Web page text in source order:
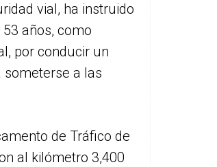
vial, ha instruido
años, como
por conducir un
a las
de Tráfico de
al kilómetro 3,400